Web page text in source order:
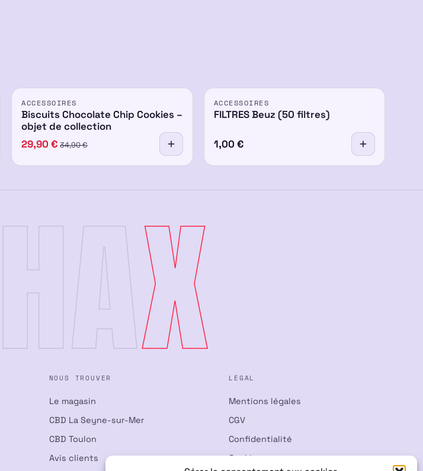
ACCESSOIRES
Biscuits Chocolate Chip Cookies –
objet de collection
29,90 € 34,90€
ACCESSOIRES
FILTRES Beuz (50 filtres)
1,00 €
X
NOUS TROUVER
Le magasin
CBD La Seyne-sur-Mer
CBD Toulon
Avis clients
LÉGAL
Mentions légales
CGV
Confidentialité
Cookies